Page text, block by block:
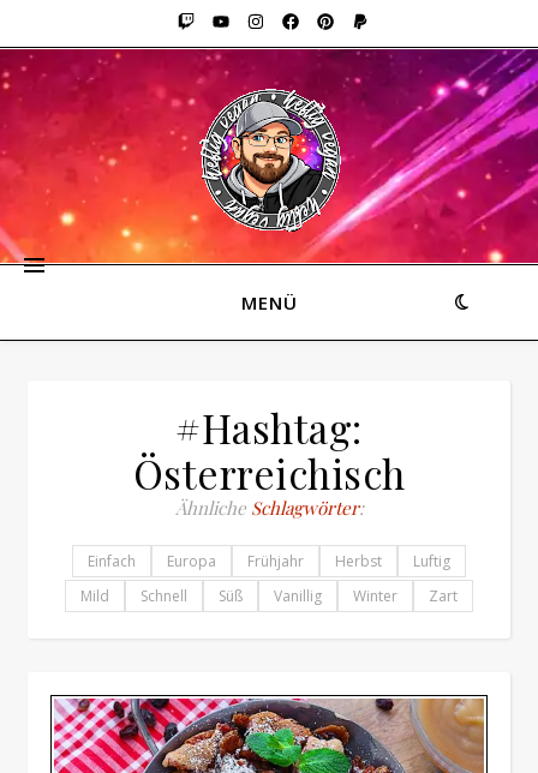
MENÜ
#Hashtag:
Österreichisch
Ähnliche Schlagwörter:
Einfach Europa Frühjahr Herbst
Luftig
Mild
Schnell Süß Vanillig Winter Zart